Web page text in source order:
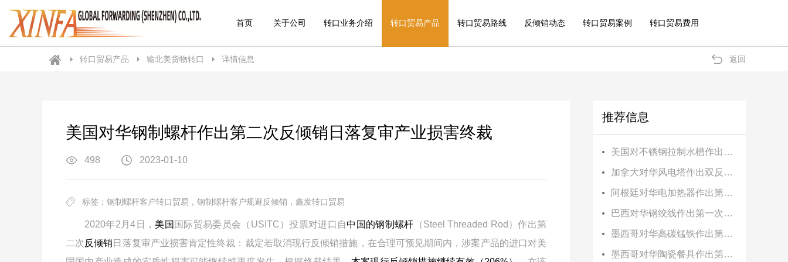
首页 关于公司 转口业务介绍 转口贸易产品 转口贸易路线 反倾销动态 转口贸易案例 转口贸易费用
转口贸易产品 输北美货物转口 详情信息 返回
美国对华钢制螺杆作出第二次反倾销日落复审产业损害终裁
498 2023-01-10
标签：钢制螺杆客户转口贸易，钢制螺杆客户规避反倾销，鑫发转口贸易
2020年2月4日， 美国 国际贸易委员会（USITC）投票对进口自中国的钢制螺杆 （Steel Threaded Rod）作出第
二次反倾销 日落复审产业损害肯定性终裁：裁定若取消现行反倾销措施，在合理可预见期间内，涉案产品的进口对美
推荐信息
美国对不锈钢拉制水槽作出第二次反补贴日落复审终裁
加拿大对华风电塔作出双反初裁
阿根廷对华电加热器作出第二次反倾销日落复审终裁
巴西对华钢绞线作出第一次反倾销日落复审肯定性终裁
墨西哥对华高碳锰铁作出第三次反倾销日落复审终裁
墨西哥对华陶瓷餐具作出第一次反倾销日落复审终裁